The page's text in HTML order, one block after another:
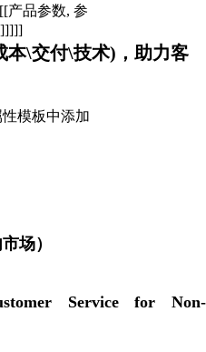
品参数, 参
\交付\技术)，助力客
模板中添加
人-国内市场）
Service for Non-